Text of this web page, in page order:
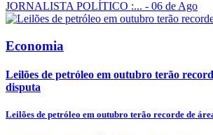
JORNALISTA POLÍTICO :... - 06 de Ago
Economia
Leilões de petróleo em outubro terão
disputa
Leilões de petróleo em outubro terão recorde de